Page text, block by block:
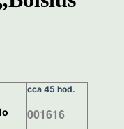
cca 45 hod.
001616